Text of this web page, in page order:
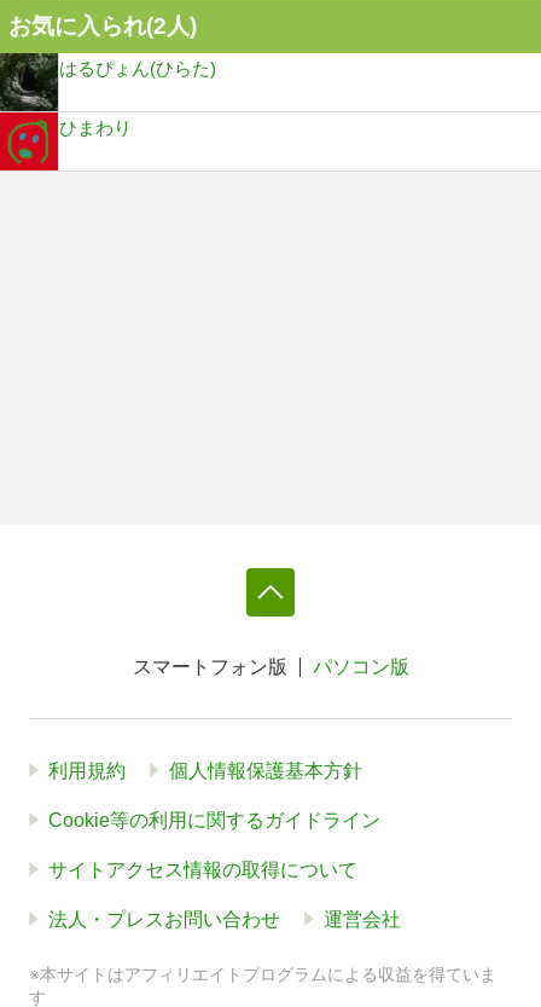
お気に入られ(2人)
はるぴょん(ひらた)
ひまわり
スマートフォン版 パソコン版
利用規約 個人情報保護基本方針
Cookie等の利用に関するガイドライン
サイトアクセス情報の取得について
法人・プレスお問い合わせ 運営会社
※本サイトはアフィリエイトプログラムによる収益を得ていま
す